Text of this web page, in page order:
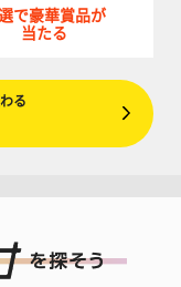
で豪華賞品が
当たる
る